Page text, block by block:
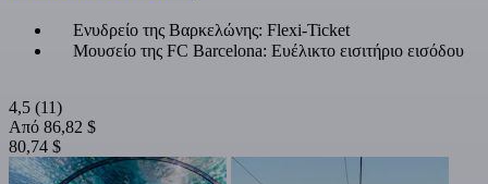
Ενυδρείο της Βαρκελώνης: Flexi-Ticket
Μουσείο της FC Barcelona: Ευέλικτο εισιτήριο εισόδου
4,5 (11)
Από 86,82 $
80,74 $